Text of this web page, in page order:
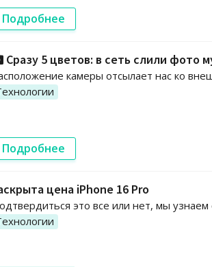
Подробнее
Сразу 5 цветов: в сеть слили фото
камеры отсылает нас ко
Подробнее
цена iPhone 16 Pro
это все или нет, мы узнаем